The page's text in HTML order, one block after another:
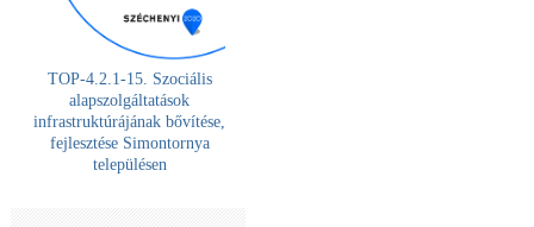
TOP-4.2.1-15. Szociális
alapszolgáltatások
infrastruktúrájának bővítése,
fejlesztése Simontornya
településen